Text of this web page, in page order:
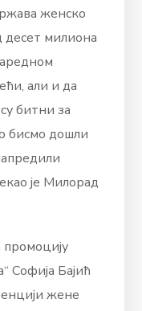
женско
десет милиона
али и да
битни за
бисмо дошли
је Милорад
Софија Бајић
жене